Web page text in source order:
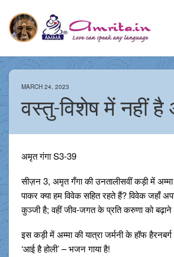
MARCH 24, 2023
वस्तु-विशेष में नहीं
अमृत गंगा S3-39
​सीज़न 3, अमृत गँगा की उनतालीसवीं कड़ी में
पाकर क्या हम विवेक सहित रहते हैं? विवेक जहाँ
कुञ्जी है; वहीं जीव-जगत के प्रति करुणा को बढ़ाने
इस कड़ी में अम्मा की यात्रा जर्मनी के हॉफ
‘आई है होली’ – भजन गाया है!